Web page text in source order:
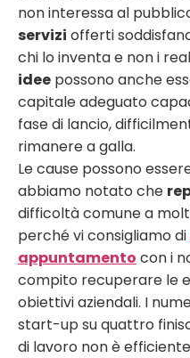
non interessa al
servizi offerti
chi lo inventa e non i
idee possono anche
capitale adeguato
fase di lancio,
rimanere a galla.
Le cause possono
abbiamo notato che
difficoltà comune a
perché vi consigliamo di
appuntamento con i
compito recuperare le
obiettivi aziendali. I
start-up su quattro
di lavoro non è